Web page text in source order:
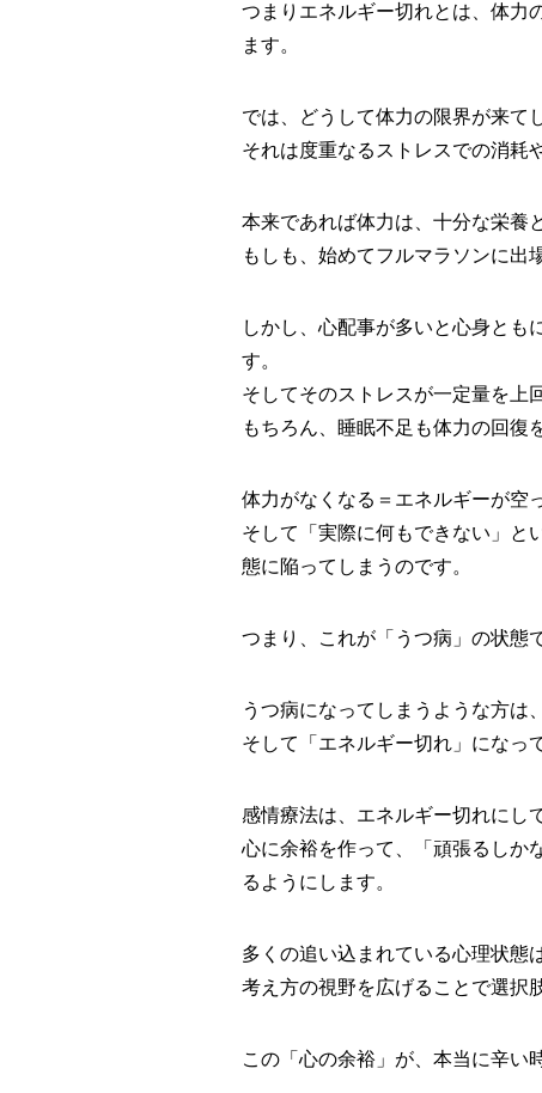
つまりエネルギー切れとは、体力
ます。
では、どうして体力の限界が来て
それは度重なるストレスでの消耗
本来であれば体力は、十分な栄養
もしも、始めてフルマラソンに出
しかし、心配事が多いと心身とも
す。
そしてそのストレスが一定量を上
もちろん、睡眠不足も体力の回復
体力がなくなる＝エネルギーが空
そして「実際に何もできない」と
態に陥ってしまうのです。
つまり、これが「うつ病」の状態
うつ病になってしまうような方は
そして「エネルギー切れ」になっ
感情療法は、エネルギー切れにし
心に余裕を作って、「頑張るし
るようにします。
多くの追い込まれている心理状態
考え方の視野を広げることで選択
この「心の余裕」が、本当に辛い